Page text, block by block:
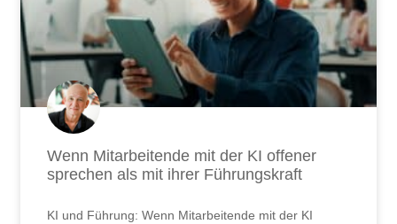
Wenn Mitarbeitende mit der KI offener
sprechen als mit ihrer Führungskraft
KI und Führung: Wenn Mitarbeitende mit der KI